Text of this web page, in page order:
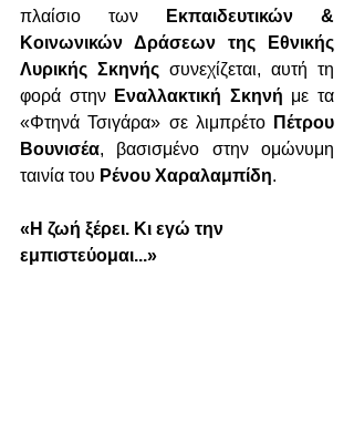
πλαίσιο των
Εκπαιδευτικών &
Κοινωνικών Δράσεων της Εθνικής
Λυρικής Σκηνής συνεχίζεται, αυτή τη
φορά στην Εναλλακτική Σκηνή με τα
«Φτηνά Τσιγάρα» σε λιμπρέτο Πέτρου
Βουνισέα, βασισμένο στην ομώνυμη
ταινία του Ρένου Χαραλαμπίδη.
«Η ζωή ξέρει. Κι εγώ την
εμπιστεύομαι...»